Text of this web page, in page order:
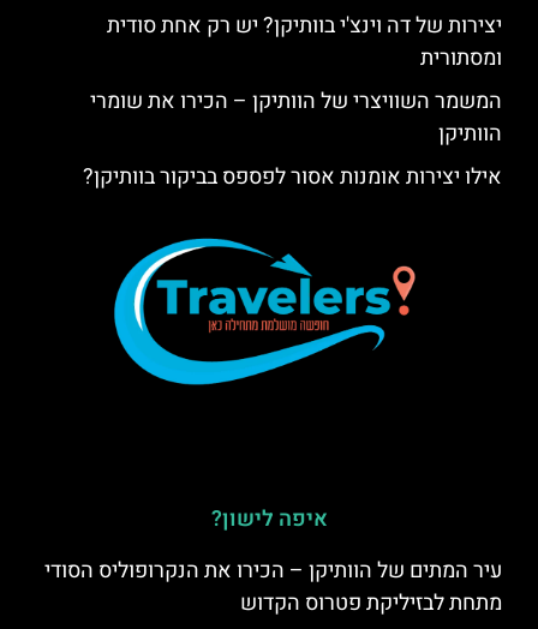
יצירות של דה וינצ'י בוותיקן? יש רק אחת סודית
ומסתורית
המשמר השוויצרי של הוותיקן – הכירו את שומרי
הוותיקן
אילו יצירות אומנות אסור לפספס בביקור בוותיקן?
איפה לישון?
עיר המתים של הוותיקן – הכירו את הנקרופוליס הסודי
מתחת לבזיליקת פטרוס הקדוש